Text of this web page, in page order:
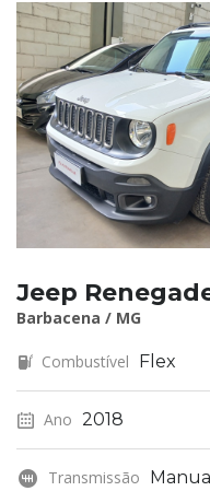
Jeep
Barbacena / MG
Combustível Flex
Ano 2018
Transmissão Manual